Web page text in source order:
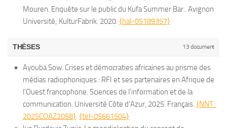
internationale de sciences humaines et sociales appliquées /
에피스테메, 2023, Epistemé, 30, pp.45 - 64.
Matteo Treleani, Shiming Shen, Marco Winckler, Aline Menin.
audiovisuels La représentation visuelle des migrants dans les
JT européens.Les Cahiers du numérique, 2023, 1 (19),
⟨10.3166/LCN.2023.002⟩.⟨hal-04293239⟩
Vincent Lambert. La médiation culturelle circulaire et inversée.
Alternatives aux problématiques d'empêchement au musée.
Ayad Said. Innovation et Apprentissage dans la transformation
numérique de l’ESR : Le cas de l’Université de Mayotte.
l'Information et de la Communication
, SFSIC, Jun 2024, Nancy,
Émilie Pamart. Session Méthodologies de Recherche -
Epistémologies alternatives : comment travailler la question
du lieu hybride et autogéré dans le cadre d'une thèse en
création - recherche en arts plastiques ? - discutante - Olga
Panella, doctorante au sein du laboratoire de recherche en
Civilisation, 978-2-343-23423-6.⟨hal-03900995⟩
Khaldoun Zreik, Marc Veyrat, Patrizia Laudati, Gabriel Bursztyn
productions.
, 2021, Ingenierie, 979-10-
Nicolas Pélissier, Rémy Rieffel, Camelia Cusnir (Dir.).
Intellectuels et médias à l'ère numérique. Editions l'Harmattan.
2021.⟨hal-03573953⟩
Françoise Paquienséguy, Nicolas Pélissier (Dir.). Questionner
les Humanités Numériques. Françoise Paquienséguy, Nicolas
Editions Universitaires d'Avignon
, 2025, Passion du
patrimoine, 978-2-35768-184-2. ⟨hal-05294652⟩
Une création sans frontières ? La dimension politique des
L'Harmattan, pp.189-200, 2024, Des Hauts & Débats, 978-2-
336-47447-2.⟨hal-04636886⟩
Minna-Maarit Jaskari, Marie-Nathalie Jauffret, Hannele
Kauppinen-Räisänen. Suborbital Space Tourism: Doozy
Experiences Beyond Earth.Space Business, Emerging Theory
pour une autre muséologie" de Claire Bishop (MKF éditions,
2021). 2022, p.67.⟨hal-03826964⟩
institutions. 2021.
Brassard-Lecours (dirs).Prendre parole, 2021.⟨hal-
03594871⟩
Marie-Nathalie Jauffret, Hannele Kauppinen-Räisänen, Helene
Cristini. Vacances : redécouvrir le luxueux silence des églises.
2020.⟨hal-05597322⟩
Mouren. Enquête sur le public du Kufa Summer Bar.. Avignon
Université; KulturFabrik. 2020. ⟨hal-05189357⟩
Mouren. L’image de la Kulturfabrik par ses Ambassadeurs..
Benoit Lequette, Joël Bourideys, Marie-Nathalie Jauffret,
Christine Michiels, Claude Gonella. Projet Life-Nature,
Conservation des grands carnivores en Europe : Le loup en
France. Parc National du Mercantour. 2000.⟨hal-05592562⟩
THÈSES 13 document
Ayouba Sow. Crises et démocraties africaines au prisme des
médias radiophoniques : RFI et ses partenaires en Afrique de
l'Ouest francophone. Sciences de l'information et de la
communication. Université Côte d'Azur, 2025. Français. ⟨NNT :
2025COAZ2058⟩. ⟨tel-05661504⟩